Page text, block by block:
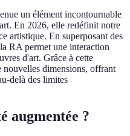
un élément incontournable
En 2026, elle redéfinit notre
artistique. En superposant des
RA permet une interaction
d'art. Grâce à cette
nouvelles dimensions, offrant
delà des limites
augmentée ?